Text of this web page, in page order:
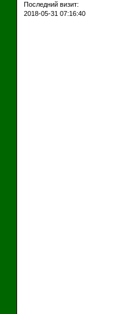
Последний визит:
2018-05-31 07:16:40